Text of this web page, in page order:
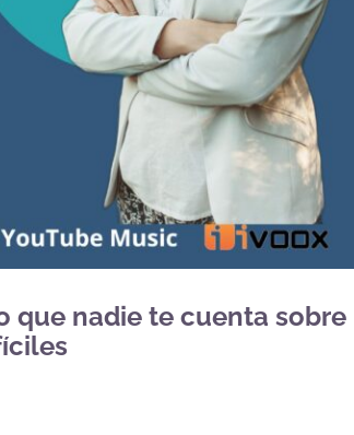
que nadie te cuenta sobre